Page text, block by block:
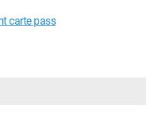
carte pass